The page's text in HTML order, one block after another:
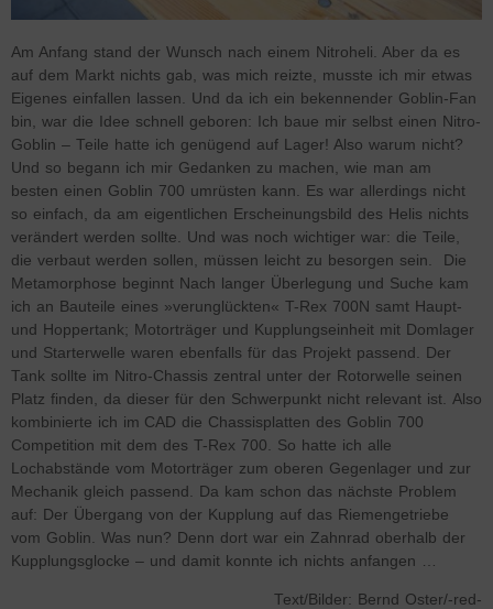
Am Anfang stand der Wunsch nach einem Nitroheli. Aber da es
auf dem Markt nichts gab, was mich reizte, musste ich mir etwas
Eigenes einfallen lassen. Und da ich ein bekennender Goblin-Fan
bin, war die Idee schnell geboren: Ich baue mir selbst einen Nitro-
Goblin – Teile hatte ich genügend auf Lager! Also warum nicht?
Und so begann ich mir Gedanken zu machen, wie man am
besten einen Goblin 700 umrüsten kann. Es war allerdings nicht
so einfach, da am eigentlichen Erscheinungsbild des Helis nichts
verändert werden sollte. Und was noch wichtiger war: die Teile,
die verbaut werden sollen, müssen leicht zu besorgen sein. Die
Metamorphose beginnt Nach langer Überlegung und Suche kam
ich an Bauteile eines »verunglückten« T-Rex 700N samt Haupt-
und Hoppertank; Motorträger und Kupplungseinheit mit Domlager
und Starterwelle waren ebenfalls für das Projekt passend. Der
Tank sollte im Nitro-Chassis zentral unter der Rotorwelle seinen
Platz finden, da dieser für den Schwerpunkt nicht relevant ist. Also
kombinierte ich im CAD die Chassisplatten des Goblin 700
Competition mit dem des T-Rex 700. So hatte ich alle
Lochabstände vom Motorträger zum oberen Gegenlager und zur
Mechanik gleich passend. Da kam schon das nächste Problem
auf: Der Übergang von der Kupplung auf das Riemengetriebe
vom Goblin. Was nun? Denn dort war ein Zahnrad oberhalb der
Kupplungsglocke – und damit konnte ich nichts anfangen …
Text/Bilder: Bernd Oster/-red-